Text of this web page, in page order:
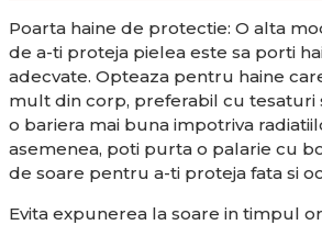
Poarta haine de protectie: O alta
de a-ti proteja pielea este sa porti
adecvate. Opteaza pentru haine
mult din corp, preferabil cu tesaturi
o bariera mai buna impotriva
asemenea, poti purta o palarie cu
de soare pentru a-ti proteja fata si
Evita expunerea la soare in timpul